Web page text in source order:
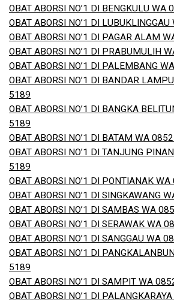
OBAT ABORSI NO’1 DI BENGKULU
OBAT ABORSI NO’1 DI
OBAT ABORSI NO’1 DI PAGAR ALAM
OBAT ABORSI NO’1 DI PRABUMULIH
OBAT ABORSI NO’1 DI PALEMBANG
OBAT ABORSI NO’1 DI BANDAR
5189
OBAT ABORSI NO’1 DI BANGKA
5189
OBAT ABORSI NO’1 DI BATAM WA
OBAT ABORSI NO’1 DI TANJUNG
5189
OBAT ABORSI NO’1 DI PONTIANAK
OBAT ABORSI NO’1 DI SINGKAWANG
OBAT ABORSI NO’1 DI SAMBAS WA
OBAT ABORSI NO’1 DI SERAWAK WA
OBAT ABORSI NO’1 DI SANGGAU WA
OBAT ABORSI NO’1 DI
5189
OBAT ABORSI NO’1 DI SAMPIT WA
OBAT ABORSI NO’1 DI